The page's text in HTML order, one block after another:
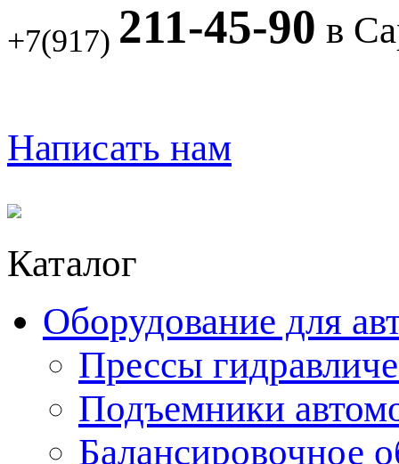
+7(917) 211-45-90 в
Написать нам
Каталог
Оборудование для
Прессы
Подъемники
Балансировочное